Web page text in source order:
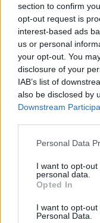
section to confirm
opt-out request is
interest-based ads
us or personal
your opt-out. You
disclosure of your
IAB’s list of
also be disclosed by
Downstream
Please note that this
not limited to your
grant or deny
use your data for
consent section.
Personal Data
I want to opt-
personal data.
Opted In
I want to opt-
Personal Data.